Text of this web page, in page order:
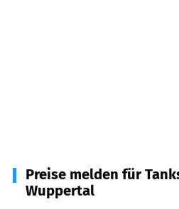
Preise melden für
Wuppertal